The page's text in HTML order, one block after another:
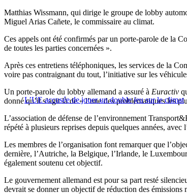
Matthias Wissmann, qui dirige le groupe de lobby
Miguel Arias Cañete, le commissaire au climat.
Ces appels ont été confirmés par un porte-parole de la
de toutes les parties concernées ».
Après ces entretiens téléphoniques, les services de la
voire pas contraignant du tout, l’initiative sur les
L’UE accusée de jouer un double jeu sur le climat
Un porte-parole du lobby allemand a assuré à Euractiv
donné qu’il s’agit là de « l’une des problématiques les
L’association de défense de l’environnement
répété à plusieurs reprises depuis quelques années,
Les membres de l’organisation font remarquer que
dernière, l’Autriche, la Belgique, l’Irlande, le
également soutenu cet objectif.
Le gouvernement allemand est pour sa part resté
devrait se donner un objectif de réduction des émissions